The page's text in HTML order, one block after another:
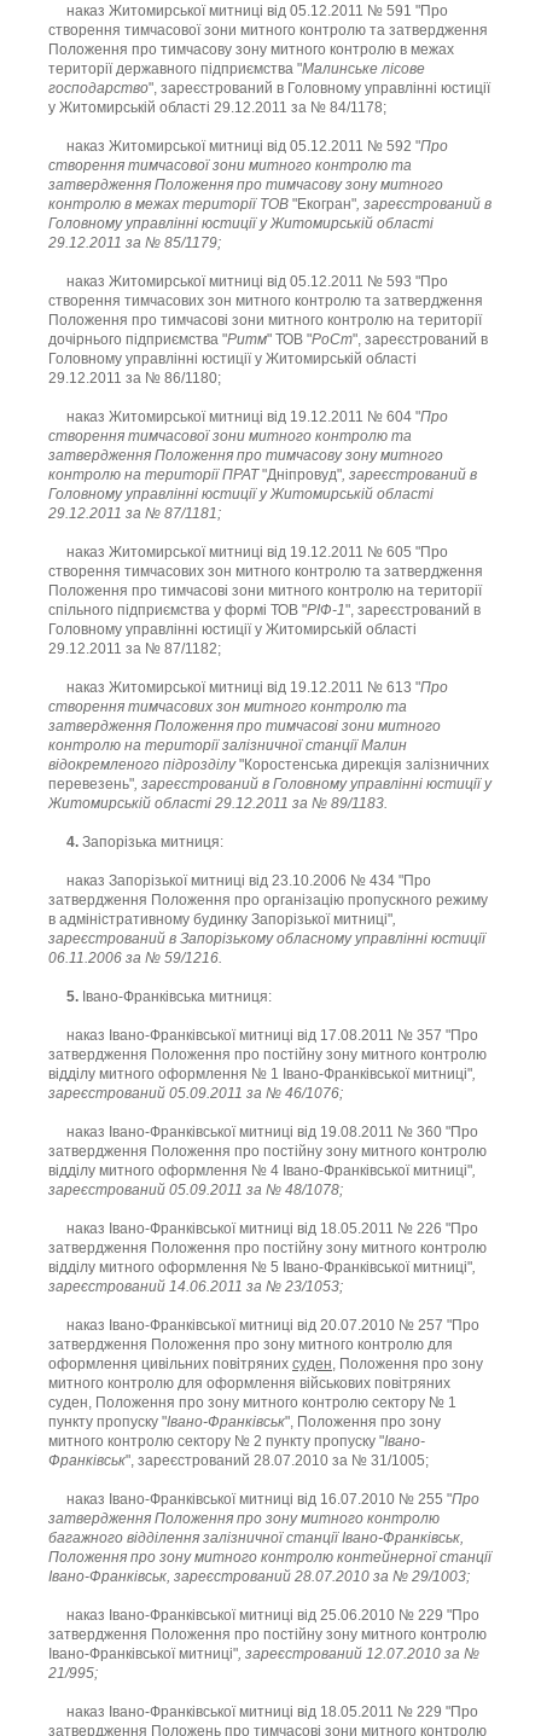
наказ Житомирської митниці від 05.12.2011 № 591 "Про
створення тимчасової зони митного контролю та затвердження
Положення про тимчасову зону митного контролю в межах
території державного підприємства "Малинське лісове
господарство", зареєстрований в Головному управлінні юстиції
у Житомирській області 29.12.2011 за № 84/1178;
наказ Житомирської митниці від 05.12.2011 № 592 "Про
створення тимчасової зони митного контролю та
затвердження Положення про тимчасову зону митного
контролю в межах території ТОВ "Екогран", зареєстрований в
Головному управлінні юстиції у Житомирській області
29.12.2011 за № 85/1179;
наказ Житомирської митниці від 05.12.2011 № 593 "Про
створення тимчасових зон митного контролю та затвердження
Положення про тимчасові зони митного контролю на території
дочірнього підприємства "Ритм" ТОВ "РоСт", зареєстрований в
Головному управлінні юстиції у Житомирській області
29.12.2011 за № 86/1180;
наказ Житомирської митниці від 19.12.2011 № 604 "Про
створення тимчасової зони митного контролю та
затвердження Положення про тимчасову зону митного
контролю на території ПРАТ"Дніпровуд", зареєстрований в
Головному управлінні юстиції у Житомирській області
29.12.2011 за № 87/1181;
наказ Житомирської митниці від 19.12.2011 № 605 "Про
створення тимчасових зон митного контролю та затвердження
Положення про тимчасові зони митного контролю на території
спільного підприємства у формі ТОВ "РІФ-1", зареєстрований в
Головному управлінні юстиції у Житомирській області
29.12.2011 за № 87/1182;
наказ Житомирської митниці від 19.12.2011 № 613 "Про
створення тимчасових зон митного контролю та
затвердження Положення про тимчасові зони митного
контролю на території залізничної станції Малин
відокремленого підрозділу"Коростенська дирекція залізничних
перевезень", зареєстрований в Головному управлінні юстиції у
Житомирській області 29.12.2011 за № 89/1183.
4. Запорізька митниця:
наказ Запорізької митниці від 23.10.2006 № 434 "Про
затвердження Положення про організацію пропускного режиму
в адміністративному будинку Запорізької митниці",
зареєстрований в Запорізькому обласному управлінні юстиції
06.11.2006 за № 59/1216.
5. Івано-Франківська митниця:
наказ Івано-Франківської митниці від 17.08.2011 № 357 "Про
затвердження Положення про постійну зону митного контролю
відділу митного оформлення № 1 Івано-Франківської митниці",
зареєстрований 05.09.2011 за № 46/1076;
наказ Івано-Франківської митниці від 19.08.2011 № 360 "Про
затвердження Положення про постійну зону митного контролю
відділу митного оформлення № 4 Івано-Франківської митниці",
зареєстрований 05.09.2011 за № 48/1078;
наказ Івано-Франківської митниці від 18.05.2011 № 226 "Про
затвердження Положення про постійну зону митного контролю
відділу митного оформлення № 5 Івано-Франківської митниці",
зареєстрований 14.06.2011 за № 23/1053;
наказ Івано-Франківської митниці від 20.07.2010 № 257 "Про
затвердження Положення про зону митного контролю для
оформлення цивільних повітряних суден, Положення про зону
митного контролю для оформлення військових повітряних
суден, Положення про зону митного контролю сектору № 1
пункту пропуску "Івано-Франківськ", Положення про зону
митного контролю сектору № 2 пункту пропуску "Івано-
Франківськ", зареєстрований 28.07.2010 за № 31/1005;
наказ Івано-Франківської митниці від 16.07.2010 № 255 "Про
затвердження Положення про зону митного контролю
багажного відділення залізничної станції Івано-Франківськ,
Положення про зону митного контролю контейнерної станції
Івано-Франківськ, зареєстрований 28.07.2010 за № 29/1003;
наказ Івано-Франківської митниці від 25.06.2010 № 229 "Про
затвердження Положення про постійну зону митного контролю
Івано-Франківської митниці", зареєстрований 12.07.2010 за №
21/995;
наказ Івано-Франківської митниці від 18.05.2011 № 229 "Про
затвердження Положень про тимчасові зони митного контролю